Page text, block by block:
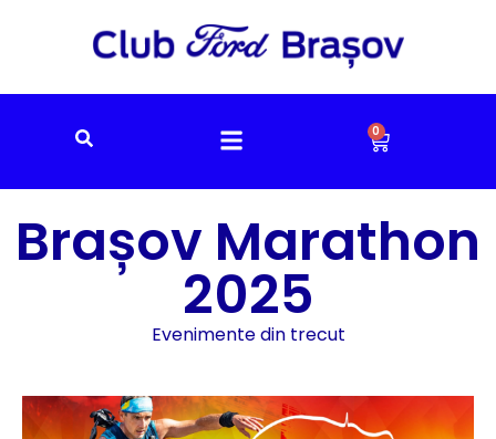
0
Brașov Marathon
2025
Evenimente din trecut